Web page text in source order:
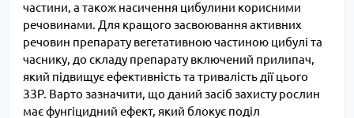
частини, а також насичення цибулини корисними
речовинами. Для кращого засвоювання активних
речовин препарату вегетативною частиною цибулі та
часнику, до складу препарату включений прилипач,
який підвищує ефективність та тривалість дії цього
ЗЗР. Варто зазначити, що даний засіб захисту рослин
має фунгіцидний ефект, який блокує поділ